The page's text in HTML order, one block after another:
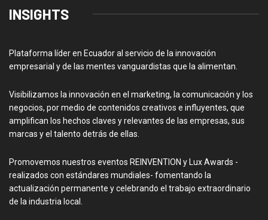
INSIGHTS
Plataforma líder en Ecuador al servicio de la innovación
empresarial y de las mentes vanguardistas que la alimentan.
Visibilizamos la innovación en el marketing, la comunicación y los
negocios, por medio de contenidos creativos e influyentes, que
amplifican los hechos claves y relevantes de las empresas, sus
marcas y el talento detrás de ellas.
Promovemos nuestros eventos REINVENTION y Lux Awards -
realizados con estándares mundiales- fomentando la
actualización permanente y celebrando el trabajo extraordinario
de la industria local.